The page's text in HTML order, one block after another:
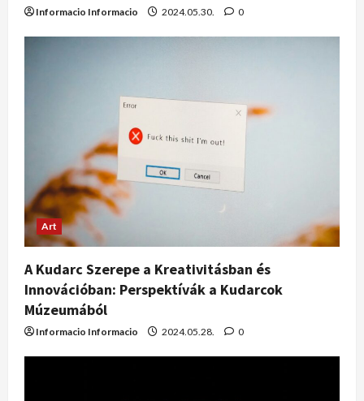
Informacio Informacio 2024.05.30. 0
Art
A Kudarc Szerepe a Kreativitásban és
Innovációban: Perspektívák a Kudarcok
Múzeumából
Informacio Informacio 2024.05.28. 0